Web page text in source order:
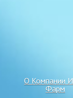
О Компании
Фарм